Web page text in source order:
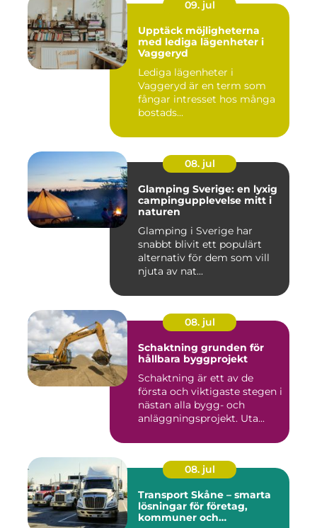
09. jul
Upptäck möjligheterna
med lediga lägenheter i
Vaggeryd
Lediga lägenheter i
Vaggeryd är en term som
fångar intresset hos många
bostads...
08. jul
Glamping Sverige: en lyxig
campingupplevelse mitt i
naturen
Glamping i Sverige har
snabbt blivit ett populärt
alternativ för dem som vill
njuta av nat...
08. jul
Schaktning grunden för
hållbara byggprojekt
Schaktning är ett av de
första och viktigaste stegen i
nästan alla bygg- och
anläggningsprojekt. Uta...
08. jul
Transport Skåne – smarta
lösningar för företag,
kommuner och